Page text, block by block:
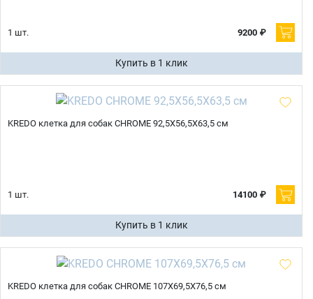
1 шт. 9200 ₽
Купить в 1 клик
KREDO клетка для собак CHROME 92,5Х56,5Х63,5 см
1 шт. 14100 ₽
Купить в 1 клик
KREDO клетка для собак CHROME 107Х69,5Х76,5 см